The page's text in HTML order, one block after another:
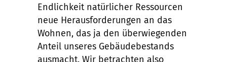
Endlichkeit natürlicher Ressourcen
neue Herausforderungen an das
Wohnen, das ja den überwiegenden
Anteil unseres Gebäudebestands
ausmacht. Wir betrachten also